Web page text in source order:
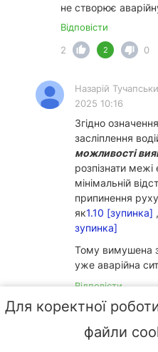
не створює
Відповісти
2
2 0
Назарій
2025 10:16
Згідно означення
засліплення
можливості
розпізнати межі
мінімальній
припинення
як1.10 [зупинка]
зупинка]
Тому вимушена
уже аварійна
Відповісти
2
2
Для коректної
файли